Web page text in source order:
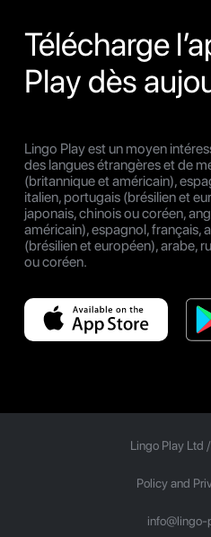
Télécharge
Play dès
Lingo Play est un moyen
des langues étrangères et de
(britannique et américain),
italien, portugais (brésilien et
japonais, chinois ou coréen,
américain), espagnol, français,
(brésilien et européen), arabe,
ou coréen.
Lingo Play Ltd /
Policy and